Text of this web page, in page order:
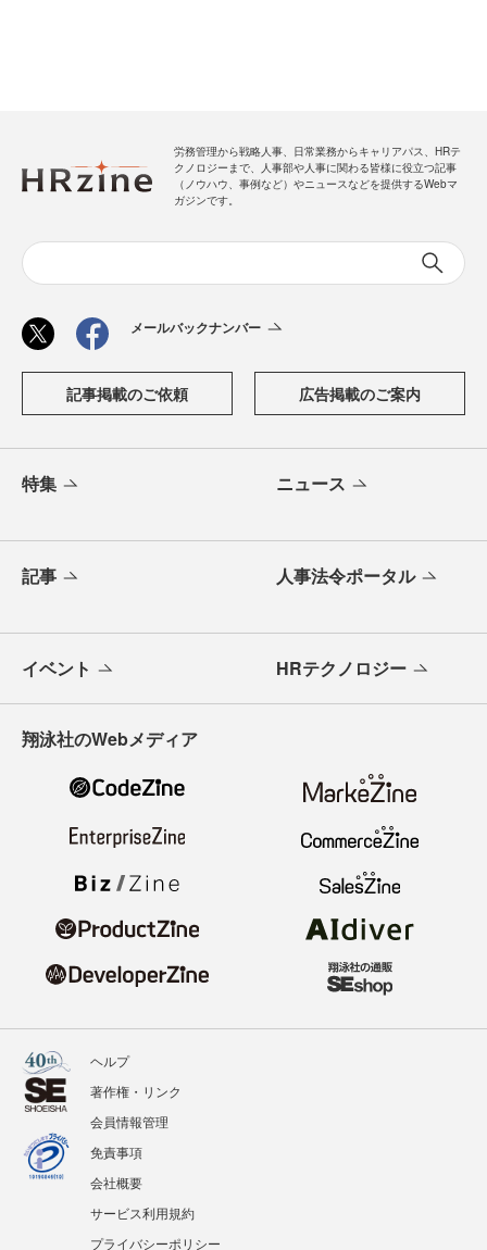
労務管理から戦略人事、日常業務からキャリアパス、HRテ
クノロジーまで、人事部や人事に関わる皆様に役立つ記事
（ノウハウ、事例など）やニュースなどを提供するWebマ
ガジンです。
メールバックナンバー
記事掲載のご依頼 広告掲載のご案内
特集 ニュース
記事 人事法令ポータル
イベント HRテクノロジー
翔泳社のWebメディア
ヘルプ
著作権・リンク
会員情報管理
免責事項
会社概要
サービス利用規約
プライバシーポリシー